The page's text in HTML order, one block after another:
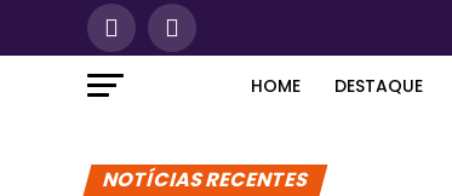
HOME DESTAQUE
NOTÍCIAS RECENTES